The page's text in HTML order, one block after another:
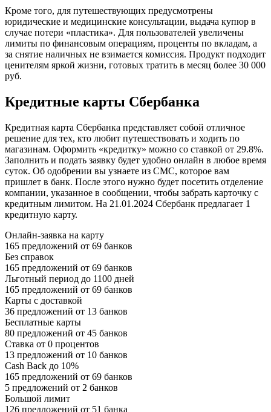
Кроме того, для путешествующих предусмотрены
юридические и медицинские консультации, выдача купюр в
случае потери «пластика». Для пользователей увеличены
лимиты по финансовым операциям, проценты по вкладам, а
за снятие наличных не взимается комиссия. Продукт подходит
ценителям яркой жизни, готовых тратить в месяц более 30 000
руб.
Кредитные карты Сбербанка
Кредитная карта Сбербанка представляет собой отличное
решение для тех, кто любит путешествовать и ходить по
магазинам. Оформить «кредитку» можно со ставкой от 29.8%.
Заполнить и подать заявку будет удобно онлайн в любое время
суток. Об одобрении вы узнаете из СМС, которое вам
пришлет в банк. После этого нужно будет посетить отделение
компании, указанное в сообщении, чтобы забрать карточку с
кредитным лимитом. На 21.01.2024 Сбербанк предлагает 1
кредитную карту.
Онлайн-заявка на карту
165 предложений от 69 банков
Без справок
165 предложений от 69 банков
Льготный период до 1100 дней
165 предложений от 69 банков
Карты с доставкой
36 предложений от 13 банков
Бесплатные карты
80 предложений от 45 банков
Ставка от 0 процентов
13 предложений от 10 банков
Cash Back до 10%
165 предложений от 69 банков
5 предложений от 2 банков
Большой лимит
126 предложений от 51 банка